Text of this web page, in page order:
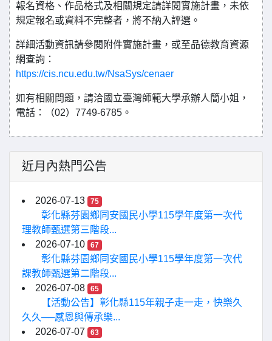
報名資格、作品格式及相關規定請詳閱實施計畫，未依
規定報名或資料不完整者，將不納入評選。
詳細活動資訊請參閱附件實施計畫，或至品德教育資源
網查詢：
https://cis.ncu.edu.tw/NsaSys/cenaer
如有相關問題，請洽國立臺灣師範大學承辦人簡小姐，
電話：（02）7749-6785。
近月內熱門公告
2026-07-13 75
彰化縣芬園鄉同安國民小學115學年度第一次代
理教師甄選第三階段...
2026-07-10
67
彰化縣芬園鄉同安國民小學115學年度第一次代
課教師甄選第二階段...
2026-07-08
65
【活動公告】彰化縣115年親子走一走，快樂久
久久──感恩與傳承樂...
2026-07-07
63